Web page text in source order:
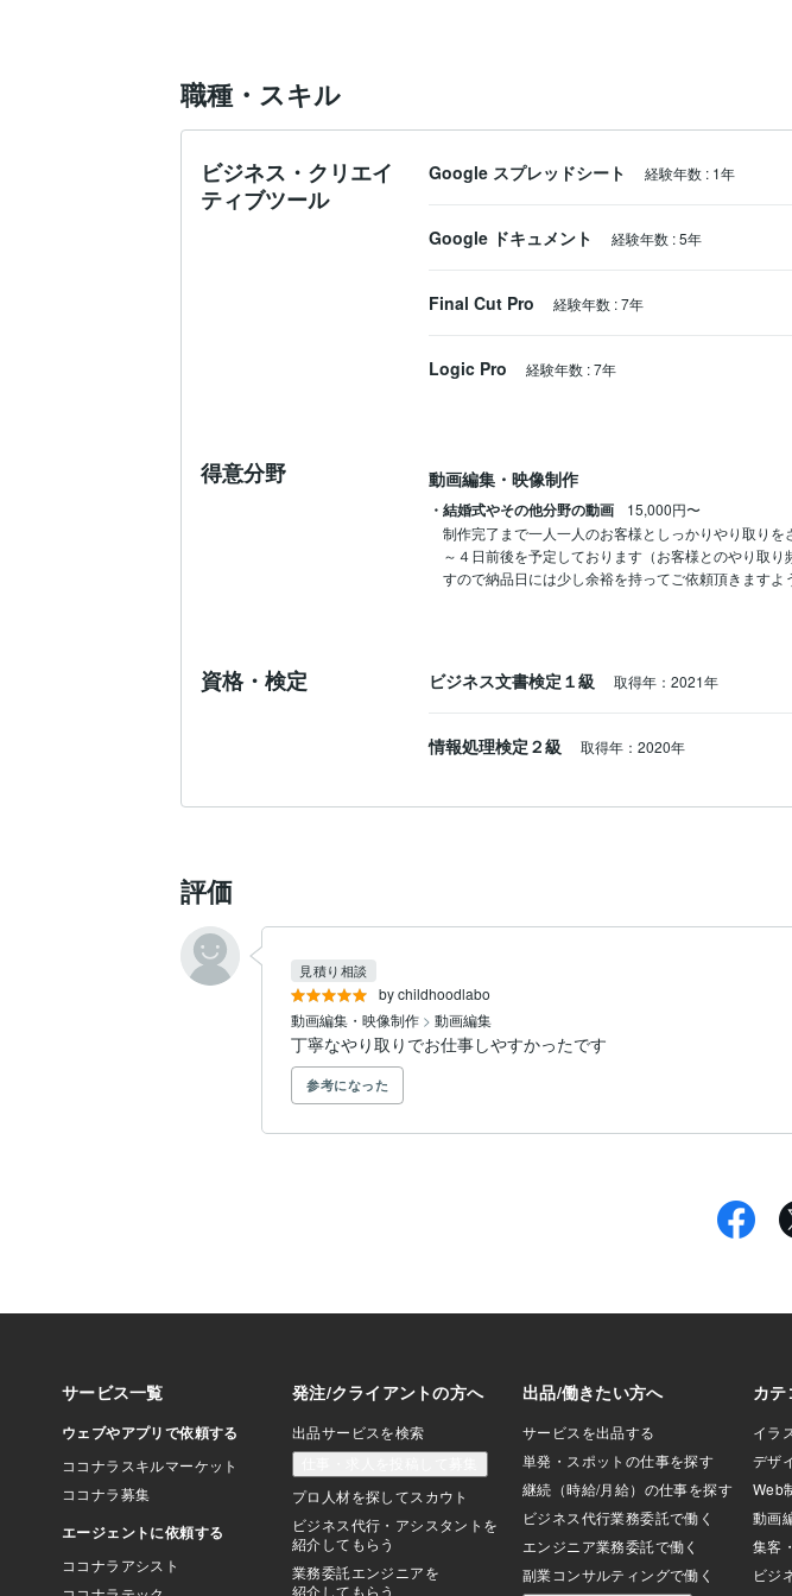
職種・スキル
ビジネス・クリエイ
ティブツール
Google スプレッドシート 経験年数 : 1年
Google ドキュメント 経験年数 :5年
Final Cut Pro 経験年数 :7年
Logic Pro 経験年数 :7年
得意分野 動画編集・映像制作
・結婚式やその他分野の動画
15,000円〜
制作完了まで一人一人のお客様としっかりやり取り
～４日前後を予定しております（お客様とのやり取
すので納品日には少し余裕を持ってご依頼頂きますよ
資格・検定 ビジネス文書検定１級 取得年：2021年
情報処理検定２級 取得年：2020年
評価
by childhoodlabo
見積り相談
動画編集・映像制作 > 動画編集
丁寧なやり取りでお仕事しやすかったです
参考になった